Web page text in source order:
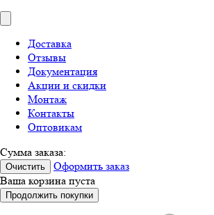
Доставка
Отзывы
Документация
Акции и скидки
Монтаж
Контакты
Оптовикам
Сумма заказа:
Очистить
Оформить заказ
Ваша корзина пуста
Продолжить покупки